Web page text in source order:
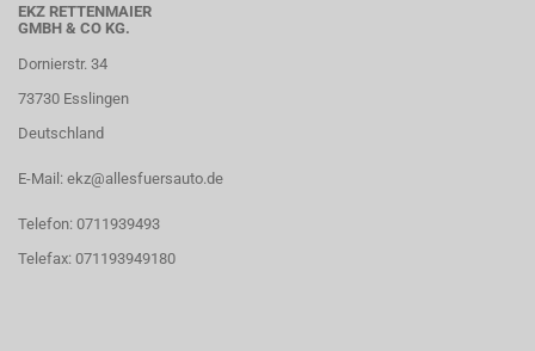
EKZ RETTENMAIER
GMBH & CO KG.
Dornierstr. 34
73730 Esslingen
Deutschland
E-Mail: ekz@allesfuersauto.de
Telefon: 0711939493
Telefax: 071193949180